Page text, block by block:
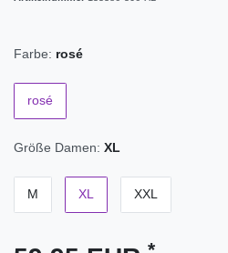
Farbe: rosé
rosé
Größe Damen: XL
M XL XXL